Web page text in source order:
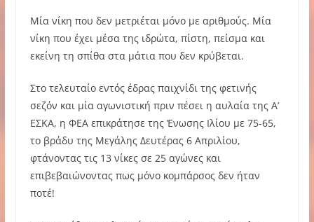
Μία νίκη που δεν μετριέται μόνο με αριθμούς. Μία
νίκη που έχει μέσα της ιδρώτα, πίστη, πείσμα και
εκείνη τη σπίθα στα μάτια που δεν κρύβεται.
Στο τελευταίο εντός έδρας παιχνίδι της φετινής
σεζόν και μία αγωνιστική πριν πέσει η αυλαία της Α’
ΕΣΚΑ, η ΦΕΑ επικράτησε της Ένωσης Ιλίου με 75-65,
το βράδυ της Μεγάλης Δευτέρας 6 Απριλίου,
φτάνοντας τις 13 νίκες σε 25 αγώνες και
επιβεβαιώνοντας πως μόνο κομπάρσος δεν ήταν
ποτέ!